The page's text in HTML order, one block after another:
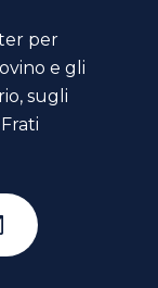
per
e gli
sugli